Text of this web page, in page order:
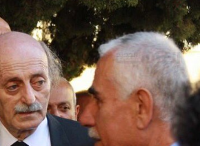
b
o
o
k